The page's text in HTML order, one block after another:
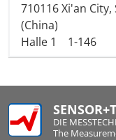
710116 Xi'an
(China)
Halle 1
1-146
DIE
The